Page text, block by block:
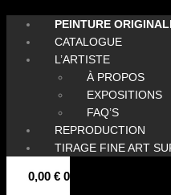
PEINTURE
CATALOGUE
L’ARTISTE
À PROPOS
EXPOSITIONS
FAQ’S
REPRODUCTION
TIRAGE FINE ART
0,00 € 0